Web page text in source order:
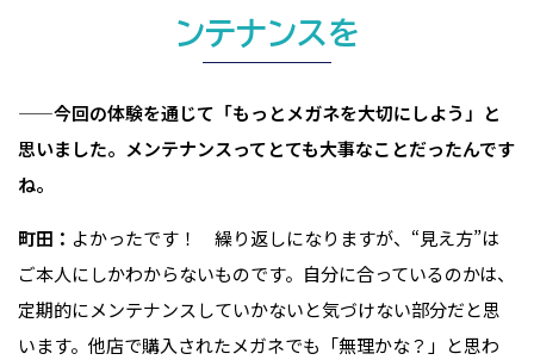
ンテナンスを
——今回の体験を通じて「もっとメガネを大切にしよう」と
思いました。メンテナンスってとても大事なことだったんです
ね。
町田： よかったです！ 繰り返しになりますが、“見え方”は
ご本人にしかわからないものです。自分に合っているのかは、
定期的にメンテナンスしていかないと気づけない部分だと思
います。他店で購入されたメガネでも「無理かな？」と思わ